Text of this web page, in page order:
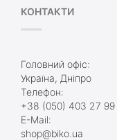
КОНТАКТИ
Головний офіс:
Україна, Дніпро
Телефон:
+38 (050) 403 27 99
E-Mail:
shop@biko.ua